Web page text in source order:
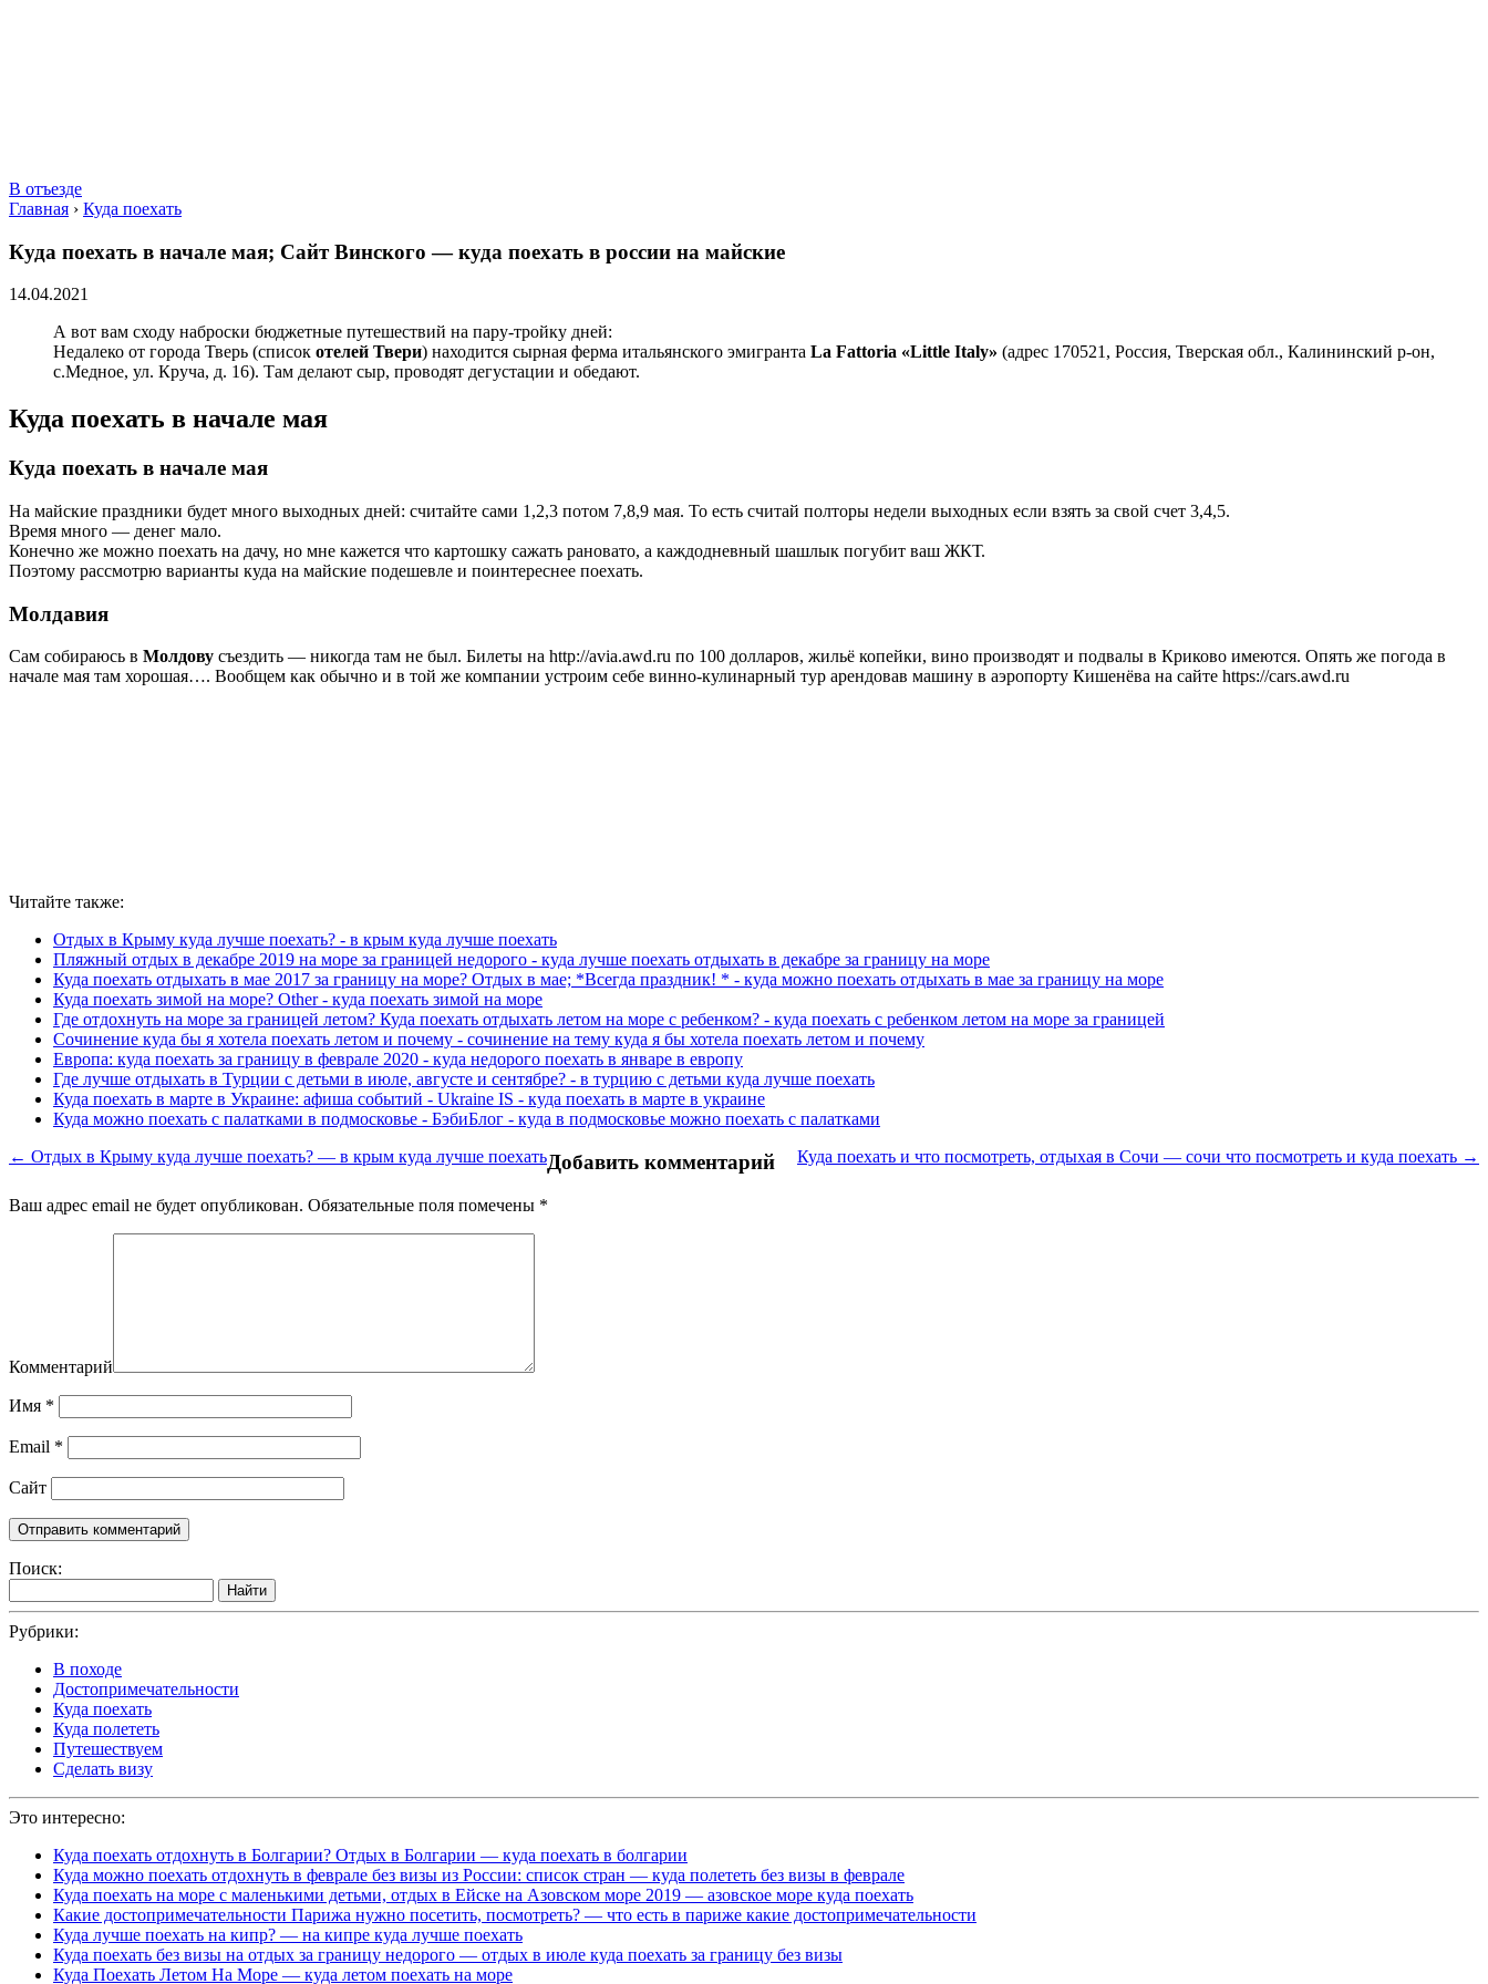
В отъезде
Главная › Куда поехать
Куда поехать в начале мая; Сайт Винского — куда поехать в россии на майские
14.04.2021
А вот вам сходу наброски бюджетные путешествий на пару-тройку дней:
Недалеко от города Тверь (список отелей Твери) находится сырная ферма итальянского эмигранта La Fattoria «Little Italy» (адрес 170521, Россия, Тверская обл., Калининский р-он,
с.Медное, ул. Круча, д. 16). Там делают сыр, проводят дегустации и обедают.
Куда поехать в начале мая
Куда поехать в начале мая
На майские праздники будет много выходных дней: считайте сами 1,2,3 потом 7,8,9 мая. То есть считай полторы недели выходных если взять за свой счет 3,4,5.
Время много — денег мало.
Конечно же можно поехать на дачу, но мне кажется что картошку сажать рановато, а каждодневный шашлык погубит ваш ЖКТ.
Поэтому рассмотрю варианты куда на майские подешевле и поинтереснее поехать.
Молдавия
Сам собираюсь в Молдову съездить — никогда там не был. Билеты на http://avia.awd.ru по 100 долларов, жильё копейки, вино производят и подвалы в Криково имеются. Опять же погода в
начале мая там хорошая…. Вообщем как обычно и в той же компании устроим себе винно-кулинарный тур арендовав машину в аэропорту Кишенёва на сайте https://cars.awd.ru
Читайте также:
Отдых в Крыму куда лучше поехать? - в крым куда лучше поехать
Пляжный отдых в декабре 2019 на море за границей недорого - куда лучше поехать отдыхать в декабре за границу на море
Куда поехать отдыхать в мае 2017 за границу на море? Отдых в мае; *Всегда праздник! * - куда можно поехать отдыхать в мае за границу на море
Куда поехать зимой на море? Other - куда поехать зимой на море
Где отдохнуть на море за границей летом? Куда поехать отдыхать летом на море с ребенком? - куда поехать с ребенком летом на море за границей
Сочинение куда бы я хотела поехать летом и почему - сочинение на тему куда я бы хотела поехать летом и почему
Европа: куда поехать за границу в феврале 2020 - куда недорого поехать в январе в европу
Где лучше отдыхать в Турции с детьми в июле, августе и сентябре? - в турцию с детьми куда лучше поехать
Куда поехать в марте в Украине: афиша событий - Ukraine IS - куда поехать в марте в украине
Куда можно поехать с палатками в подмосковье - БэбиБлог - куда в подмосковье можно поехать с палатками
← Отдых в Крыму куда лучше поехать? — в крым куда лучше поехать
Куда поехать и что посмотреть, отдыхая в Сочи — сочи что посмотреть и куда поехать →
Добавить комментарий
Ваш адрес email не будет опубликован. Обязательные поля помечены *
Комментарий
Имя *
Email *
Сайт
Поиск:
Найти
Рубрики:
В походе
Достопримечательности
Куда поехать
Куда полететь
Путешествуем
Сделать визу
Это интересно:
Куда поехать отдохнуть в Болгарии? Отдых в Болгарии — куда поехать в болгарии
Куда можно поехать отдохнуть в феврале без визы из России: список стран — куда полететь без визы в феврале
Куда поехать на море с маленькими детьми, отдых в Ейске на Азовском море 2019 — азовское море куда поехать
Какие достопримечательности Парижа нужно посетить, посмотреть? — что есть в париже какие достопримечательности
Куда лучше поехать на кипр? — на кипре куда лучше поехать
Куда поехать без визы на отдых за границу недорого — отдых в июле куда поехать за границу без визы
Куда Поехать Летом На Море — куда летом поехать на море